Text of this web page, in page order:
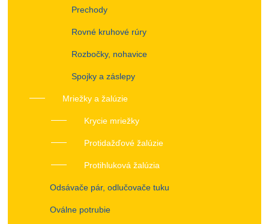
Prechody
Rovné kruhové rúry
Rozbočky, nohavice
Spojky a záslepy
Mriežky a žalúzie
Krycie mriežky
Protidažďové žalúzie
Protihluková žalúzia
Odsávače pár, odlučovače tuku
Oválne potrubie